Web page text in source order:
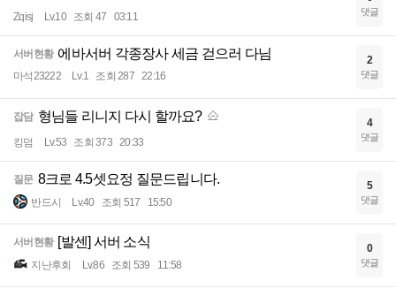
Zqisj Lv.10 조회 47 03:11 댓글
서버현황 에바서버 각종장사 세금 걷으러 다님
마석23222 Lv.1 조회 287 22:16
2
댓글
잡담 형님들 리니지 다시 할까요?
킹덤 Lv.53 조회 373 20:33
4
댓글
질문 8크로 4.5셋요정 질문드립니다.
반드시 Lv.40 조회 517 15:50
5
댓글
서버현황 [발센] 서버 소식
지난후회 Lv.86 조회 539 11:58
0
댓글